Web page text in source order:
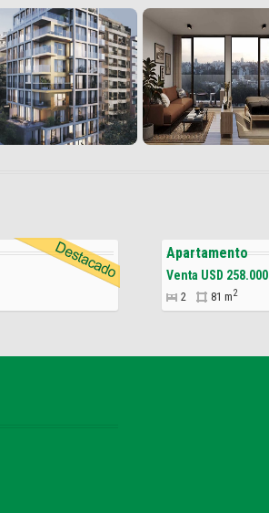
Apartamento
Venta USD 258.000
2 81 m2